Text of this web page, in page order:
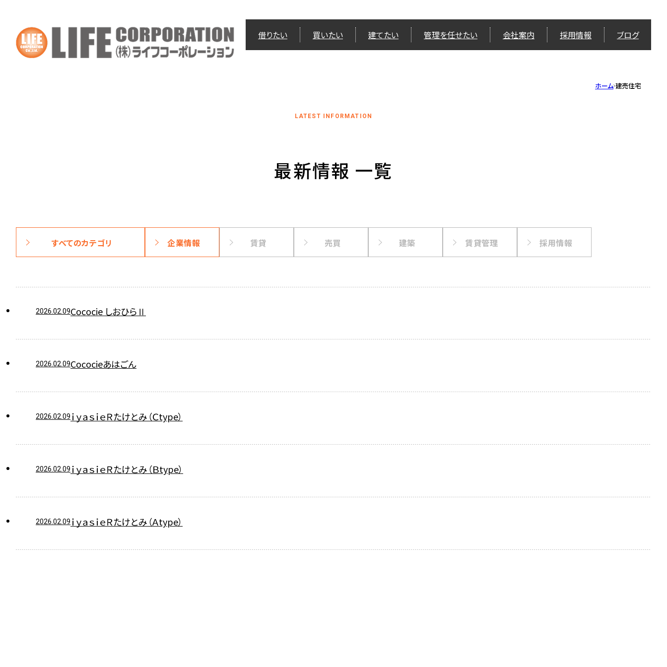
借りたい 買いたい 建てたい 管理を任せたい 会社案内 採用情報 ブログ
ホーム 建売住宅
LATEST INFORMATION
最新情報 一覧
すべてのカテゴリ 企業情報 賃貸 売買 建築 賃貸管理 採用情報
2026.02.09Cococie しおひらⅡ
2026.02.09Cococieあはごん
2026.02.09 ｉｙａｓｉｅＲたけとみ（Ｃtype）
2026.02.09 ｉｙａｓｉｅＲたけとみ（Ｂtype）
2026.02.09 ｉｙａｓｉｅＲたけとみ（Ａtype）